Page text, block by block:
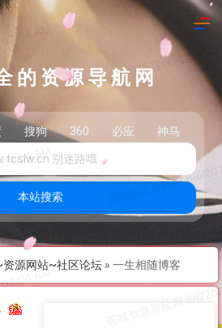
的资源导航网
搜狗 360 必应 神马
本站搜索
源网站~社区论坛 » 一生相随博客